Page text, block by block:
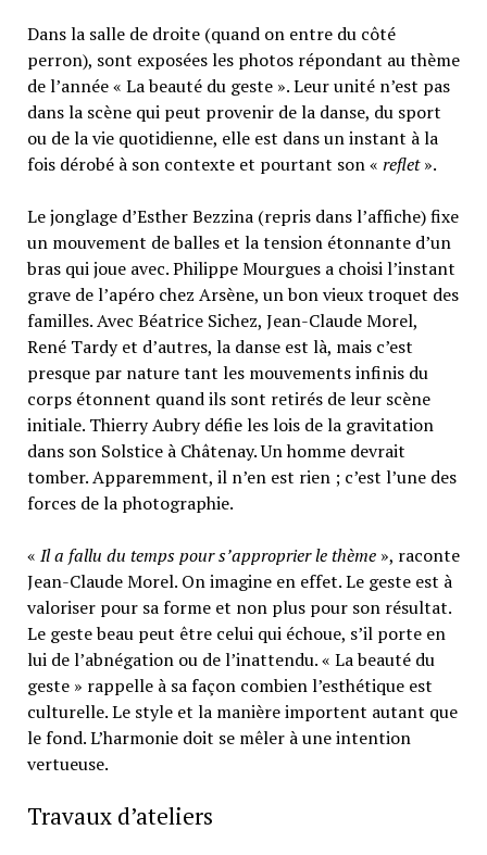
Dans la salle de droite (quand on entre du côté
perron), sont exposées les photos répondant au thème
de l’année « La beauté du geste ». Leur unité n’est pas
dans la scène qui peut provenir de la danse, du sport
ou de la vie quotidienne, elle est dans un instant à la
fois dérobé à son contexte et pourtant son « reflet».
Le jonglage d’Esther Bezzina (repris dans l’affiche) fixe
un mouvement de balles et la tension étonnante d’un
bras qui joue avec. Philippe Mourgues a choisi l’instant
grave de l’apéro chez Arsène, un bon vieux troquet des
familles. Avec Béatrice Sichez, Jean-Claude Morel,
René Tardy et d’autres, la danse est là, mais c’est
presque par nature tant les mouvements infinis du
corps étonnent quand ils sont retirés de leur scène
initiale. Thierry Aubry défie les lois de la gravitation
dans son Solstice à Châtenay. Un homme devrait
tomber. Apparemment, il n’en est rien ; c’est l’une des
forces de la photographie.
« Il a fallu du temps pour s’approprier le thème», raconte
Jean-Claude Morel. On imagine en effet. Le geste est à
valoriser pour sa forme et non plus pour son résultat.
Le geste beau peut être celui qui échoue, s’il porte en
lui de l’abnégation ou de l’inattendu. « La beauté du
geste » rappelle à sa façon combien l’esthétique est
culturelle. Le style et la manière importent autant que
le fond. L’harmonie doit se mêler à une intention
vertueuse.
Travaux d’ateliers